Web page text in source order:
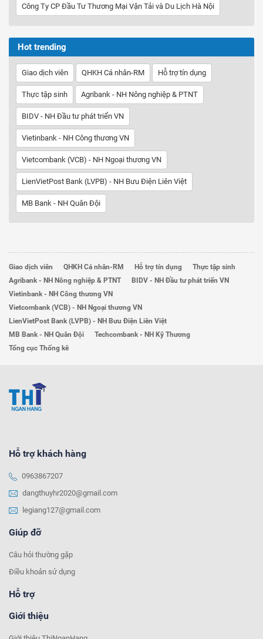
Công Ty CP Đầu Tư Thương Mại Vận Tải và Du Lịch Hà Nội
Hot trending
Giao dịch viên QHKH Cá nhân-RM Hỗ trợ tín dụng
Thực tập sinh Agribank - NH Nông nghiệp & PTNT
BIDV - NH Đầu tư phát triển VN
Vietinbank - NH Công thương VN
Vietcombank (VCB) - NH Ngoại thương VN
LienVietPost Bank (LVPB) - NH Bưu Điện Liên Việt
MB Bank - NH Quân Đội
Giao dịch viên QHKH Cá nhân-RM Hỗ trợ tín dụng
Thực tập sinh
Agribank - NH Nông nghiệp & PTNT
BIDV - NH Đầu tư phát triển VN
Vietinbank - NH Công thương VN
Vietcombank (VCB) - NH Ngoại thương VN
LienVietPost Bank (LVPB) - NH Bưu Điện Liên Việt
MB Bank - NH Quân Đội
Techcombank - NH Kỹ Thương
Tổng cục Thống kê
Hỗ trợ khách hàng
0963867207
dangthuyhr2020@gmail.com
legiang127@gmail.com
Giúp đỡ
Câu hỏi thường gặp
Điều khoản sử dụng
Hỗ trợ
Giới thiệu